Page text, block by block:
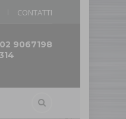
CONTATTI
02 9067198